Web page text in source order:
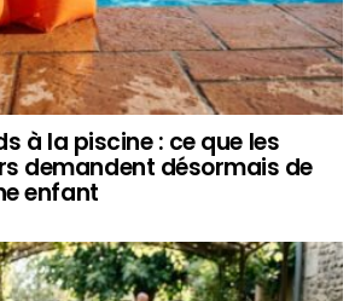
à la piscine : ce que les
demandent désormais de
enfant